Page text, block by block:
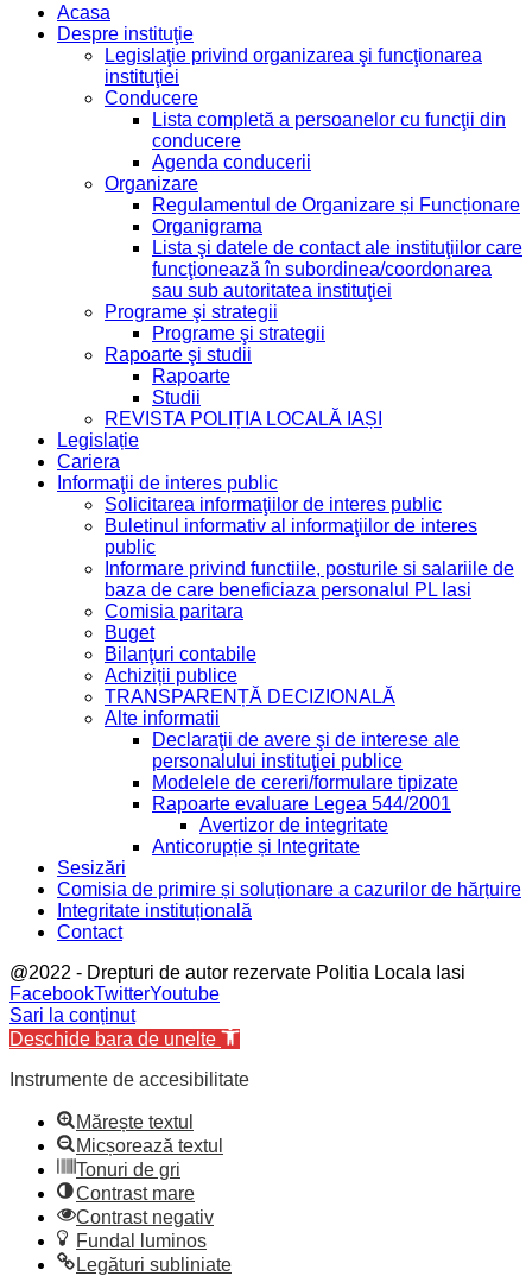
Acasa
Despre instituţie
Legislaţie privind organizarea şi funcţionarea
instituţiei
Conducere
Lista completă a persoanelor cu funcţii din
conducere
Agenda conducerii
Organizare
Regulamentul de Organizare și Funcționare
Organigrama
Lista şi datele de contact ale instituţiilor care
funcţionează în subordinea/coordonarea
sau sub autoritatea instituţiei
Programe şi strategii
Programe şi strategii
Rapoarte şi studii
Rapoarte
Studii
REVISTA POLIȚIA LOCALĂ IAȘI
Legislație
Cariera
Informaţii de interes public
Solicitarea informaţiilor de interes public
Buletinul informativ al informaţiilor de interes
public
Informare privind functiile, posturile si salariile de
baza de care beneficiaza personalul PL Iasi
Comisia paritara
Buget
Bilanţuri contabile
Achiziții publice
TRANSPARENȚĂ DECIZIONALĂ
Alte informatii
Declaraţii de avere şi de interese ale
personalului instituţiei publice
Modelele de cereri/formulare tipizate
Rapoarte evaluare Legea 544/2001
Avertizor de integritate
Anticorupție și Integritate
Sesizări
Comisia de primire și soluționare a cazurilor de hărțuire
Integritate instituțională
Contact
@2022 - Drepturi de autor rezervate Politia Locala Iasi
FacebookTwitterYoutube
Sari la conținut
Deschide bara de unelte
Instrumente de accesibilitate
Mărește textul
Micșorează textul
Tonuri de gri
Contrast mare
Contrast negativ
Fundal luminos
Legături subliniate